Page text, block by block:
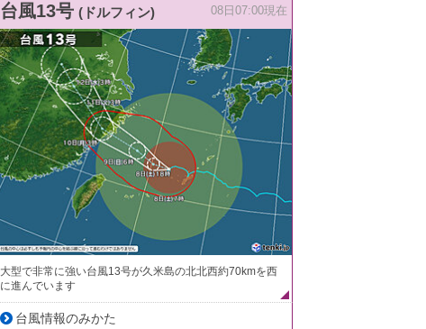
台風13号 (ドルフィン) 08日07:00現在
大型で非常に強い台風13号が久米島の北北西約70kmを西
に進んでいます
台風情報のみかた